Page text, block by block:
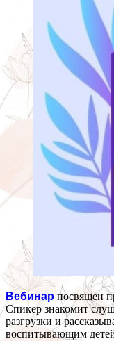
Вебинар посвящен
Спикер знакомит
разгрузки и
воспитывающим